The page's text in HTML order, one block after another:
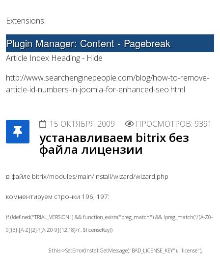
Extensions:
Plugin Manager: Content - Pagebreak
Article Index Heading - Hide
http://www.searchenginepeople.com/blog/how-to-remove-
article-id-numbers-in-joomla-for-enhanced-seo.html
15 ОКТЯБРЯ 2009 ПРОСМОТРОВ: 9391
устанавливаем bitrix без
файла лицензии
в файле bitrix/modules/main/install/wizard/wizard.php
комментируем строчки 196, 197:
if (!defined("TRIAL_VERSION") && function_exists("preg_match") && !preg_match('/[A-Z0-
9]{3}-[A-Z]{2}-?[A-Z0-9]{12,18}/i', $licenseKey))
$this->SetError(InstallGetMessage("BAD_LICENSE_KEY"), "license");